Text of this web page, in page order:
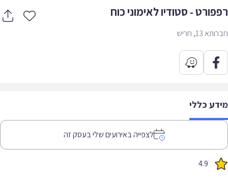
- סטודיו לאימוני כוח
13, חריש
כללי
לצפייה באירועים שלי בעסק זה
4.9